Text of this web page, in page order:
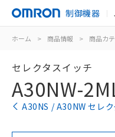
制御機器
ホーム > 商品情報 > 商品カ
セレクタスイッチ
A30NW-
A30NS / A30NW セレ